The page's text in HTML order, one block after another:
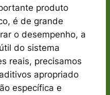
produto
é de grande
o desempenho, a
do sistema
reais, precisamos
apropriado
específica e